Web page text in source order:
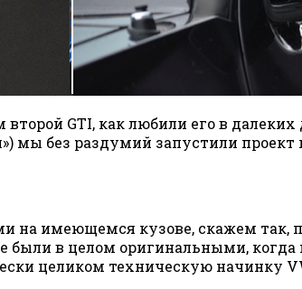
GTI, как любили его в
мы без раздумий запустили
на имеющемся кузове, скажем
были в целом оригинальными,
целиком техническую начинку